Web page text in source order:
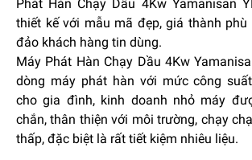
Phát Hàn Chạy Dầu 4Kw Yamanisan
thiết kế với mẫu mã đẹp, giá thành
đảo khách hàng tin dùng.
Máy Phát Hàn Chạy Dầu 4Kw
dòng máy phát hàn với mức công
cho gia đình, kinh doanh nhỏ máy
chắn, thân thiện với môi trường, chạy
thấp, đặc biệt là rất tiết kiệm nhiêu liệu.